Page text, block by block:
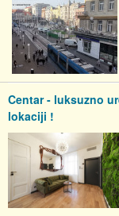
Centar - luksuzno
lokaciji !